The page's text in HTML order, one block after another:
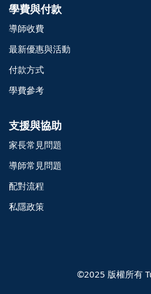
學費與付款
導師收費
最新優惠與活動
付款方式
學費參考
支援與協助
家長常見問題
導師常見問題
配對流程
私隱政策
©2025 版權所有